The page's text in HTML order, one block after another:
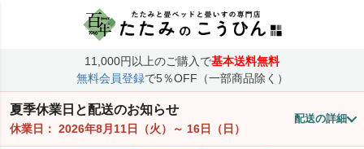
11,000円以上のご購入で基本送料無料
無料会員登録で5％OFF（一部商品除く）
夏季休業日と配送のお知らせ
休業日： 2026年8月11日（火） ～ 16日（日）
配送の詳細